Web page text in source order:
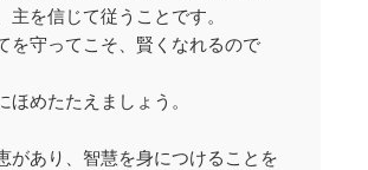
主を信じて従うことです。
を守ってこそ、賢くなれるので
ほめたたえましょう。
があり、智慧を身につけることを